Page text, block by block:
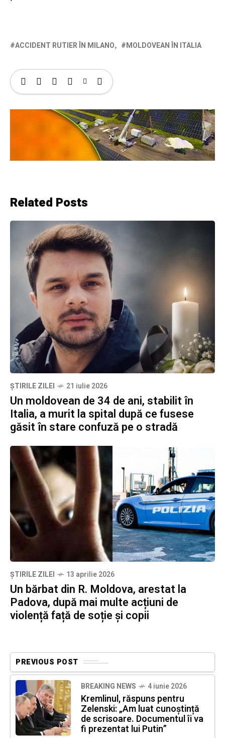
ACCIDENT RUTIER ÎN MILANO MOLDOVEAN ÎN ITALIA
Related Posts
ȘTIRILE ZILEI 21 iulie 2026
Un moldovean de 34 de ani, stabilit în
Italia, a murit la spital după ce fusese
găsit în stare confuză pe o stradă
ȘTIRILE ZILEI 13 aprilie 2026
Un bărbat din R. Moldova, arestat la
Padova, după mai multe acțiuni de
violență față de soție și copii
PREVIOUS POST
BREAKING NEWS 4 iunie 2026
Kremlinul, răspuns pentru
Zelenski: „Am luat cunoștință
de scrisoare. Documentul îi va
fi prezentat lui Putin”